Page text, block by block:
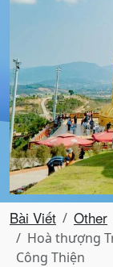
Bài Viết Other
Hoà thượng
Công Thiện